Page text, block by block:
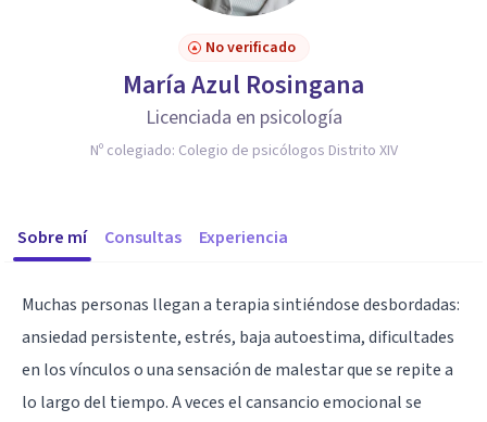
No verificado
María Azul Rosingana
Licenciada en psicología
Nº colegiado: Colegio de psicólogos Distrito XIV
Sobre mí Consultas Experiencia
Muchas personas llegan a terapia sintiéndose desbordadas:
ansiedad persistente, estrés, baja autoestima, dificultades
en los vínculos o una sensación de malestar que se repite a
lo largo del tiempo. A veces el cansancio emocional se